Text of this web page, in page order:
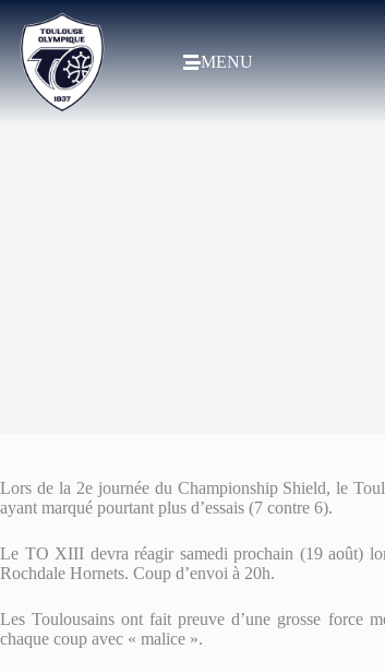
MENU
Lors de la 2e journée du Championship Shield, le
ayant marqué pourtant plus d’essais (7 contre 6).
Le TO XIII devra réagir samedi prochain (19 août)
Rochdale Hornets. Coup d’envoi à 20h.
Les Toulousains ont fait preuve d’une grosse force
chaque coup avec « malice ».